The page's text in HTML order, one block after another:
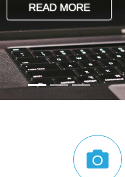
READ MORE